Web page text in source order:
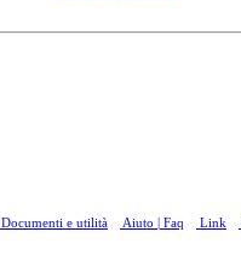
Documenti e utilità Aiuto | Faq Link